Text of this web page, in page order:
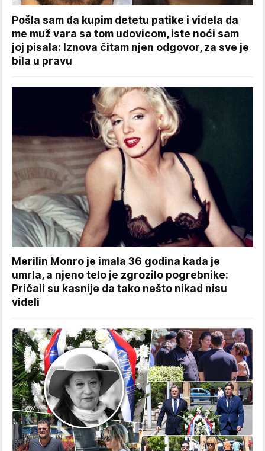
Pošla sam da kupim detetu patike i videla da
me muž vara sa tom udovicom, iste noći sam
joj pisala: Iznova čitam njen odgovor, za sve je
bila u pravu
Merilin Monro je imala 36 godina kada je
umrla, a njeno telo je zgrozilo pogrebnike:
Pričali su kasnije da tako nešto nikad nisu
videli